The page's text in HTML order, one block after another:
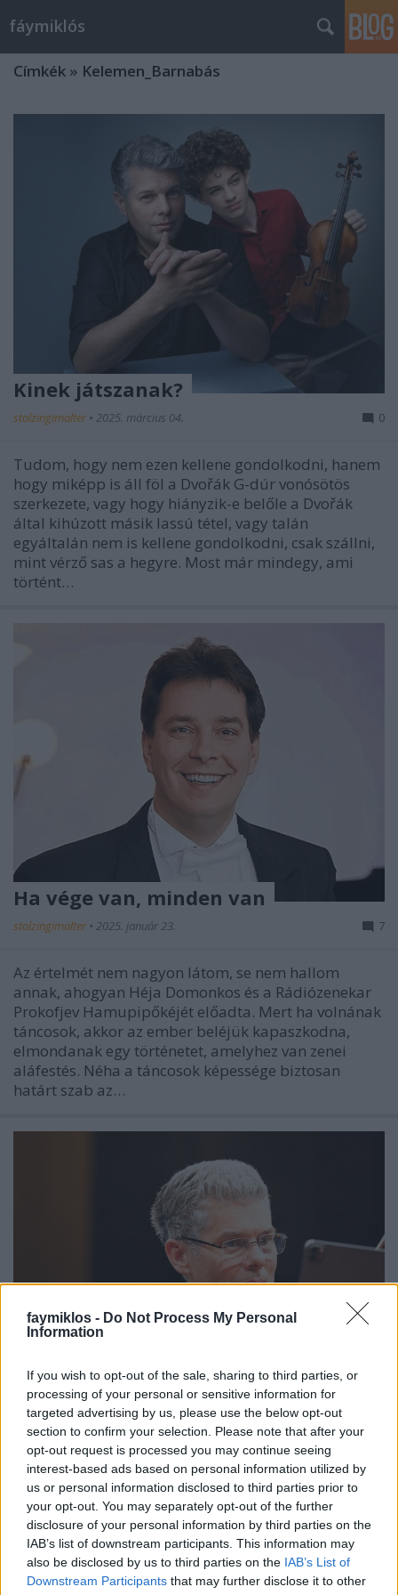
faymiklos - Do Not Process My Personal
Information
If you wish to opt-out of the sale, sharing to third parties, or
processing of your personal or sensitive information for
targeted advertising by us, please use the below opt-out
section to confirm your selection. Please note that after your
opt-out request is processed you may continue seeing
interest-based ads based on personal information utilized by
us or personal information disclosed to third parties prior to
your opt-out. You may separately opt-out of the further
disclosure of your personal information by third parties on the
IAB’s list of downstream participants. This information may
also be disclosed by us to third parties on the IAB’s List of
Downstream Participants that may further disclose it to other
fáymiklós
Címkék » Kelemen_Barnabás
Kinek játszanak?
stolzingimalter • 2025. március 04. 0
Tudom, hogy nem ezen kellene gondolkodni, hanem
hogy miképp is áll föl a Dvořák G-dúr vonósötös
szerkezete, vagy hogy hiányzik-e belőle a Dvořák
által kihúzott másik lassú tétel, vagy talán
egyáltalán nem is kellene gondolkodni, csak szállni,
mint vérző sas a hegyre. Most már mindegy, ami
történt…
Ha vége van, minden van
stolzingimalter • 2025. január 23. 7
Az értelmét nem nagyon látom, se nem hallom
annak, ahogyan Héja Domonkos és a Rádiózenekar
Prokofjev Hamupipőkéjét előadta. Mert ha volnának
táncosok, akkor az ember beléjük kapaszkodna,
elmondanak egy történetet, amelyhez van zenei
aláfestés. Néha a táncosok képessége biztosan
határt szab az…
A Barna három árnyalata
stolzingimalter•2024. november 13.
Egyik fülemen be. És a másikon is. Ez volt az
alapélmény Kelemen Barnabás kamarakoncertjén,
már ha alapnak a koncert elejét is lehet nevezni.
Mozartot játszottak, G-dúr szonáta Shai Wosnerrel,
és az ember nemcsak azon lepődik meg, hogy
tényleg játszanak, nem előadnak, de azon is, hogy